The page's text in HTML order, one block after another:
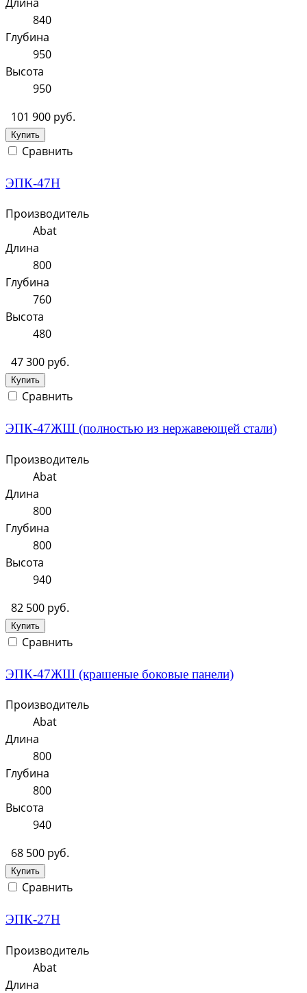
840
Глубина
950
Высота
950
101 900 руб.
Купить
Сравнить
ЭПК-47Н
Производитель
Abat
Длина
800
Глубина
760
Высота
480
47 300 руб.
Купить
Сравнить
ЭПК-47ЖШ (полностью из нержавеющей стали)
Производитель
Abat
Длина
800
Глубина
800
Высота
940
82 500 руб.
Купить
Сравнить
ЭПК-47ЖШ (крашеные боковые панели)
Производитель
Abat
Длина
800
Глубина
800
Высота
940
68 500 руб.
Купить
Сравнить
ЭПК-27Н
Производитель
Abat
Длина